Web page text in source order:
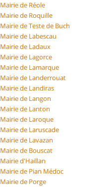
Mairie de Réole
Mairie de Roquille
Mairie de Teste de Buch
Mairie de Labescau
Mairie de Ladaux
Mairie de Lagorce
Mairie de Lamarque
Mairie de Landerrouat
Mairie de Landiras
Mairie de Langon
Mairie de Lanton
Mairie de Laroque
Mairie de Laruscade
Mairie de Lavazan
Mairie de Bouscat
Mairie d'Haillan
Mairie de Pian Médoc
Mairie de Porge